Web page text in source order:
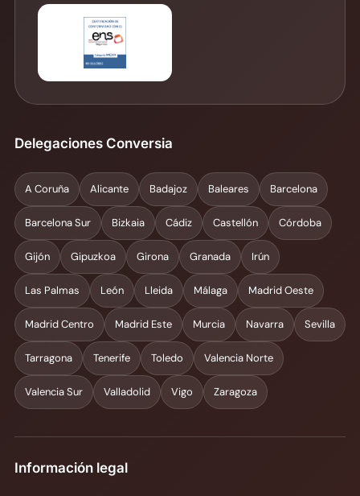
Delegaciones Conversia
A Coruña Alicante Badajoz Baleares Barcelona
Barcelona Sur Bizkaia Cádiz Castellón Córdoba
Gijón Gipuzkoa Girona Granada Irún
Las Palmas León Lleida Málaga Madrid Oeste
Madrid Centro Madrid Este Murcia Navarra Sevilla
Tarragona Tenerife Toledo Valencia Norte
Valencia Sur Valladolid Vigo Zaragoza
Información legal